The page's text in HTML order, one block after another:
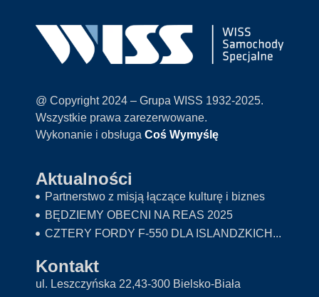
@ Copyright 2024 – Grupa WISS 1932-2025.
Wszystkie prawa zarezerwowane.
Wykonanie i obsługa Coś Wymyślę
Aktualności
Partnerstwo z misją łączące kulturę i biznes
BĘDZIEMY OBECNI NA REAS 2025
CZTERY FORDY F-550 DLA ISLANDZKICH...
Kontakt
ul. Leszczyńska 22,43-300 Bielsko-Biała